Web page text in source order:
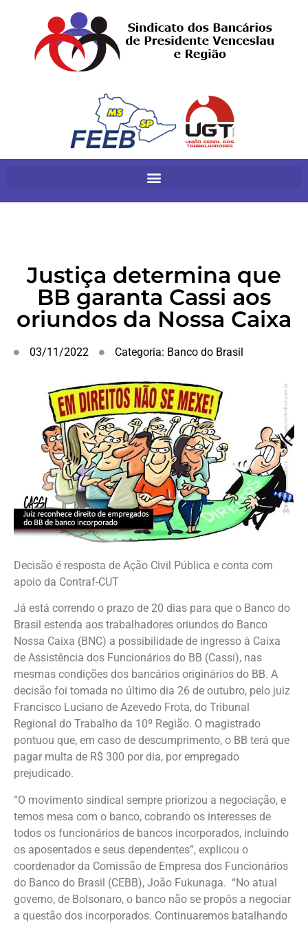
Justiça determina que
BB garanta Cassi aos
oriundos da Nossa Caixa
03/11/2022 Categoria: Banco do Brasil
Decisão é resposta de Ação Civil Pública e conta com
apoio da Contraf-CUT
Já está correndo o prazo de 20 dias para que o Banco do
Brasil estenda aos trabalhadores oriundos do Banco
Nossa Caixa (BNC) a possibilidade de ingresso à Caixa
de Assistência dos Funcionários do BB (Cassi), nas
mesmas condições dos bancários originários do BB. A
decisão foi tomada no último dia 26 de outubro, pelo juiz
Francisco Luciano de Azevedo Frota, do Tribunal
Regional do Trabalho da 10º Região. O magistrado
pontuou que, em caso de descumprimento, o BB terá que
pagar multa de R$ 300 por dia, por empregado
prejudicado.
“O movimento sindical sempre priorizou a negociação, e
temos mesa com o banco, cobrando os interesses de
todos os funcionários de bancos incorporados, incluindo
os aposentados e seus dependentes”, explicou o
coordenador da Comissão de Empresa dos Funcionários
do Banco do Brasil (CEBB), João Fukunaga. “No atual
governo, de Bolsonaro, o banco não se propôs a negociar
a questão dos incorporados. Continuaremos batalhando